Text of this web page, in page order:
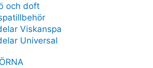
och doft
Viskanspa
Universal